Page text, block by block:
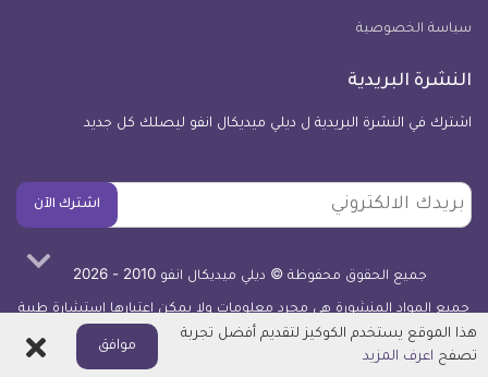
سياسة الخصوصية
النشرة البريدية
اشترك في النشرة البريدية ل ديلي ميديكال انفو ليصلك كل جديد
بريدك
الالكتروني
اشترك الآن
جميع الحقوق محفوظة © ديلي ميديكال انفو 2010 - 2026
جميع المواد المنشورة هي مجرد معلومات ولا يمكن اعتبارها استشارة طبية
أو توصية علاجية - اعرف المزيد
هذا الموقع يستخدم الكوكيز لتقديم أفضل تجربة
تصفح اعرف المزيد
موافق اغلاق